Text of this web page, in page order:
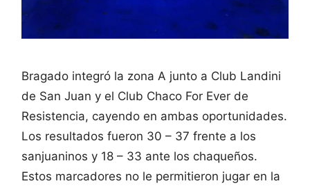
Bragado integró la zona A junto a Club Landini
de San Juan y el Club Chaco For Ever de
Resistencia, cayendo en ambas oportunidades.
Los resultados fueron 30 – 37 frente a los
sanjuaninos y 18 – 33 ante los chaqueños.
Estos marcadores no le permitieron jugar en la